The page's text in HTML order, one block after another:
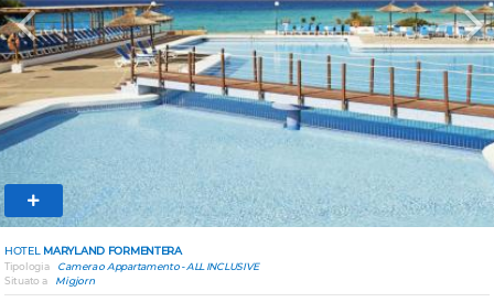
Previous
HOTEL MARYLAND FORMENTERA
Tipologia
Camera o Appartamento - ALL INCLUSIVE
Situato a
Migjorn